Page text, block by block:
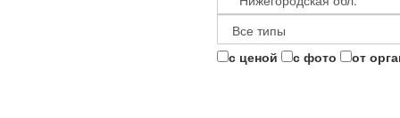
с ценой с фото от